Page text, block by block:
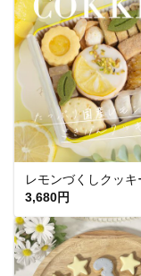
3,680円